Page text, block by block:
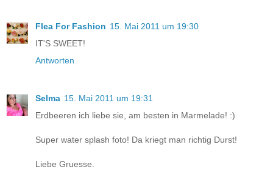
Flea For Fashion 15. Mai 2011 um 19:30
IT'S SWEET!
Antworten
Selma 15. Mai 2011 um 19:31
Erdbeeren ich liebe sie, am besten in Marmelade! :)
Super water splash foto! Da kriegt man richtig Durst!
Liebe Gruesse.